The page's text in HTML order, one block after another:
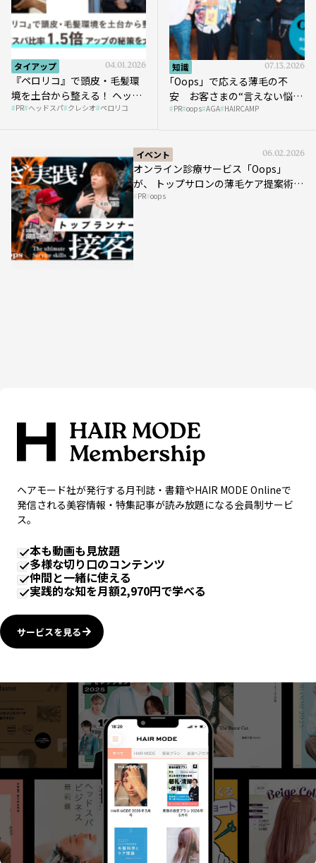
タイアップ 04.01.2026
『ペロリコ』で頭皮・毛髪環
境を土台から整える！ ヘッド
スパ比率1.5倍アップの秘策を
PR ヘッドスパ クレシオ ペロリコ
知識 07.13.2026
｢Oops」で応える薄毛の不
安 お客さまの“言えない悩
み”にどう向き合う？ ＃01
PR oops AGA HAIRCAMP
イベント 06.02.2026
オンライン診療サービス「Oops」
が、 トップサロンの薄毛ケア提案術を
HAIRCAMPで公開！
PR oops
ヘアモード社が発行する月刊誌・書籍やHAIR MODE Onlineで
発信される美容情報・特集記事が読み放題になる会員制サービ
ス。
本も動画も見放題
多様な切り口のコンテンツ
仲間と一緒に使える
実践的な知を月額2,970円で学べる
サービスを見る